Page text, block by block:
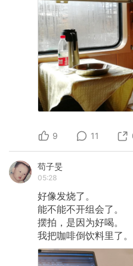
9 11
苟子旻
05:28
好像发烧了。
能不能不开组会了。
摆拍，是因为好喝。
我把咖啡倒饮料里了。